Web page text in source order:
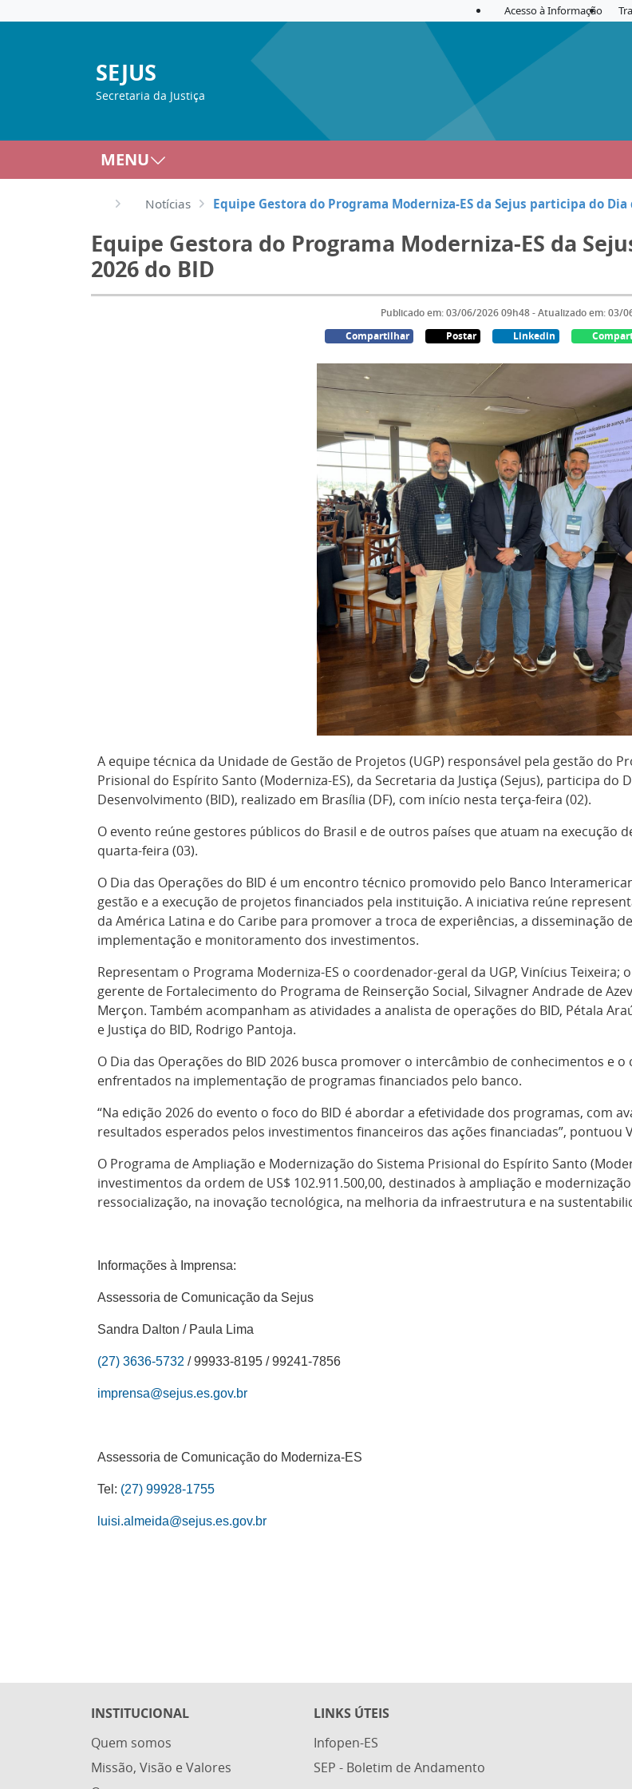
Acesso à Informação
SEJUS
Secretaria da Justiça
MENU
Notícias Equipe Gestora do Programa Moderniza-ES da Sejus participa do Dia
Equipe Gestora do Programa Moderniza-ES da
2026 do BID
Publicado em: 03/06/2026 09h48 - Atualizado em: 03/
Compartilhar
Postar Linkedin
A equipe técnica da Unidade de Gestão de Projetos (UGP) responsável pela gestão do
Prisional do Espírito Santo (Moderniza-ES), da Secretaria da Justiça (Sejus), participa
Desenvolvimento (BID), realizado em Brasília (DF), com início nesta terça-feira (02).
O evento reúne gestores públicos do Brasil e de outros países que atuam na execução
quarta-feira (03).
O Dia das Operações do BID é um encontro técnico promovido pelo Banco
gestão e a execução de projetos financiados pela instituição. A iniciativa reúne
da América Latina e do Caribe para promover a troca de experiências, a disseminação
implementação e monitoramento dos investimentos.
Representam o Programa Moderniza-ES o coordenador-geral da UGP, Vinícius
gerente de Fortalecimento do Programa de Reinserção Social, Silvagner Andrade de
Merçon. Também acompanham as atividades a analista de operações do BID, Pétala
e Justiça do BID, Rodrigo Pantoja.
O Dia das Operações do BID 2026 busca promover o intercâmbio de conhecimentos e
enfrentados na implementação de programas financiados pelo banco.
“Na edição 2026 do evento o foco do BID é abordar a efetividade dos programas, com
resultados esperados pelos investimentos financeiros das ações financiadas”, pontuou
O Programa de Ampliação e Modernização do Sistema Prisional do Espírito Santo
investimentos da ordem de US$ 102.911.500,00, destinados à ampliação e
ressocialização, na inovação tecnológica, na melhoria da infraestrutura e na
Informações à Imprensa:
Assessoria de Comunicação da Sejus
Sandra Dalton / Paula Lima
(27) 3636-5732 / 99933-8195 / 99241-7856
imprensa@sejus.es.gov.br
Assessoria de Comunicação do Moderniza-ES
Tel: (27) 99928-1755
luisi.almeida@sejus.es.gov.br
INSTITUCIONAL
Quem somos
Missão, Visão e Valores
LINKS ÚTEIS
Infopen-ES
SEP - Boletim de Andamento